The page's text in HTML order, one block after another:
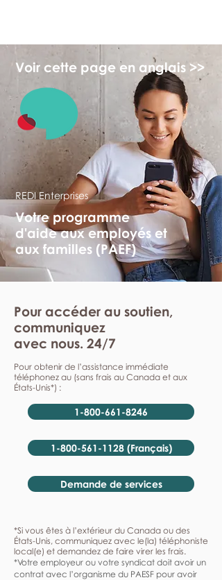
Voir cette page en anglais >>
REDI Enterprises
Votre programme
d'aide aux employés et
aux familles (PAEF)
Pour accéder au soutien,
communiquez
avec nous. 24/7
Pour obtenir de l’assistance immédiate
téléphonez au (sans frais au Canada et aux
États-Unis*) :
1-800-661-8246
1-800-561-1128 (Français)
Demande de services
*Si vous êtes à l’extérieur du Canada ou des
États-Unis, communiquez avec le(la) téléphoniste
local(e) et demandez de faire virer les frais.
*Votre employeur ou votre syndicat doit avoir un
contrat avec l’organisme du PAESF pour avoir